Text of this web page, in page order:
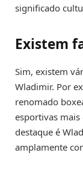
significado
Existem
Sim, existem
Wladimir. Por
renomado
esportivas
destaque é
amplamente